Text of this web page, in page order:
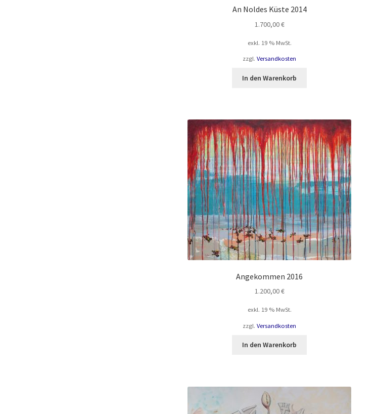
An Noldes Küste 2014
1.700,00€
exkl. 19 % MwSt.
zzgl.Versandkosten
In den Warenkorb
Angekommen 2016
1.200,00€
exkl. 19 % MwSt.
zzgl.Versandkosten
In den Warenkorb